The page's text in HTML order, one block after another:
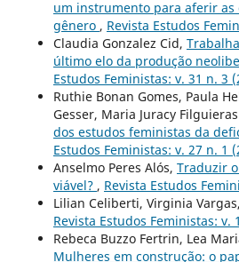
um instrumento para aferir as
gênero , Revista Estudos
Claudia Gonzalez Cid,
último elo da produção
Estudos Feministas: v. 31 n. 3
Ruthie Bonan Gomes, Paula
Gesser, Maria Juracy
dos estudos feministas da
Estudos Feministas: v. 27 n. 1
Anselmo Peres Alós, Traduzir
viável? , Revista Estudos
Lilian Celiberti, Virginia Vargas,
Revista Estudos Feministas: v.
Rebeca Buzzo Fertrin, Lea
Mulheres em construção: o